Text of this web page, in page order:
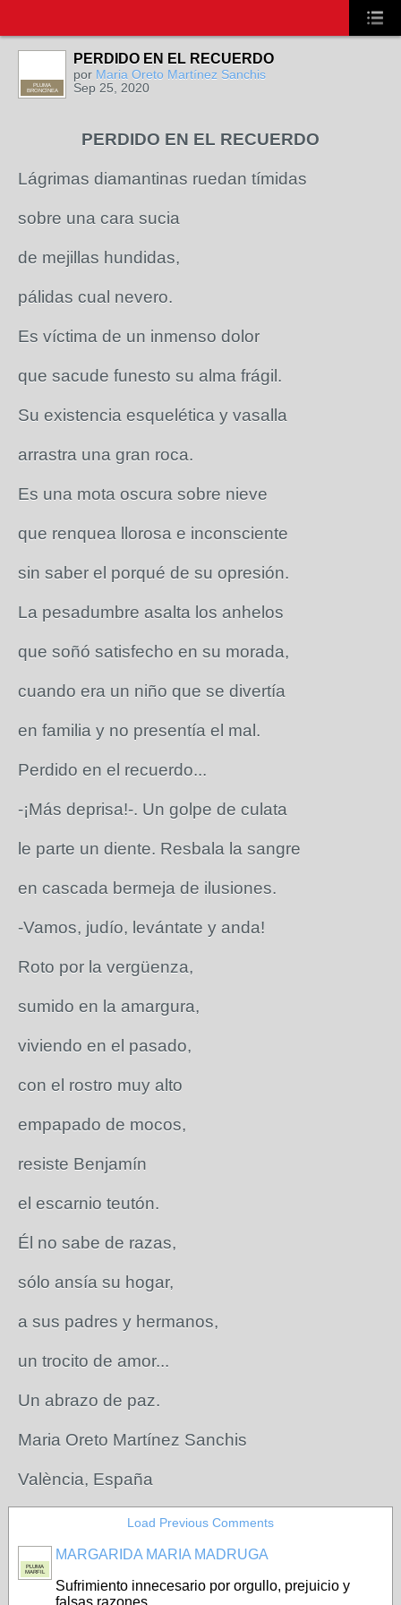
PLUMA
BRONCÍNEA
PERDIDO EN EL RECUERDO
por Maria Oreto Martínez Sanchis
Sep 25, 2020
PERDIDO EN EL RECUERDO
Lágrimas diamantinas ruedan tímidas
sobre una cara sucia
de mejillas hundidas,
pálidas cual nevero.
Es víctima de un inmenso dolor
que sacude funesto su alma frágil.
Su existencia esquelética y vasalla
arrastra una gran roca.
Es una mota oscura sobre nieve
que renquea llorosa e inconsciente
sin saber el porqué de su opresión.
La pesadumbre asalta los anhelos
que soñó satisfecho en su morada,
cuando era un niño que se divertía
en familia y no presentía el mal.
Perdido en el recuerdo...
-¡Más deprisa!-. Un golpe de culata
le parte un diente. Resbala la sangre
en cascada bermeja de ilusiones.
-Vamos, judío, levántate y anda!
Roto por la vergüenza,
sumido en la amargura,
viviendo en el pasado,
con el rostro muy alto
empapado de mocos,
resiste Benjamín
el escarnio teutón.
Él no sabe de razas,
sólo ansía su hogar,
a sus padres y hermanos,
un trocito de amor...
Un abrazo de paz.
Maria Oreto Martínez Sanchis
València, España
Load Previous Comments
PLUMA
MARFIL
MARGARIDA MARIA MADRUGA
Sufrimiento innecesario por orgullo, prejuicio y
falsas razones.